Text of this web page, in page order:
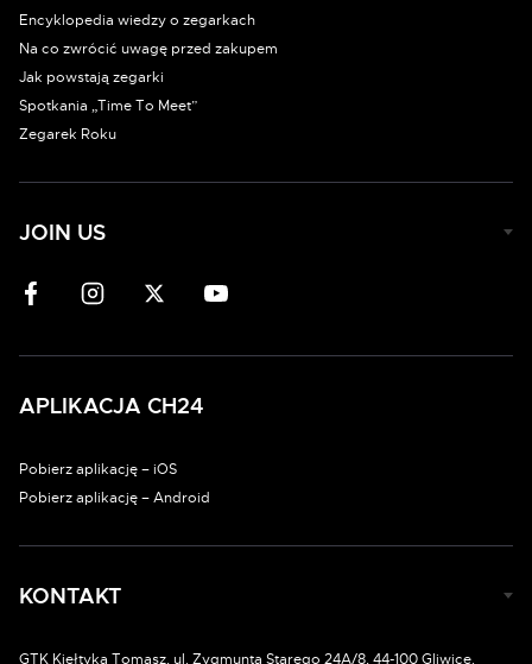
Encyklopedia wiedzy o zegarkach
Na co zwrócić uwagę przed zakupem
Jak powstają zegarki
Spotkania „Time To Meet”
Zegarek Roku
JOIN US
APLIKACJA CH24
Pobierz aplikację – iOS
Pobierz aplikację – Android
KONTAKT
GTK Kiełtyka Tomasz, ul. Zygmunta Starego 24A/8, 44-100 Gliwice.